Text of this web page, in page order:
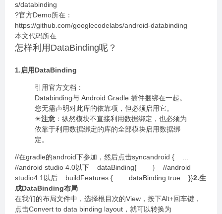
s/databinding
?官方Demo所在：
https://github.com/googlecodelabs/android-databinding
本文代码所在
怎样利用DataBinding呢？
1.启用DataBinding
引用官方文档：
Databinding与 Android Gradle 插件捆绑在一起。
您无需声明对此库的依靠项，但必须启用它。
☀注意 ：纵然模块不直接利用数据绑定，也必须为
依靠于利用数据绑定的库的全部模块启用数据绑
定。
//在gradle的android下参加，然后点击syncandroid { ...
//android studio 4.0以下 dataBinding{ } //android
studio4.1以后 buildFeatures { dataBinding true }}2.生
成DataBinding布局
在我们的布局文件中，选择根目次的View，按下Alt+回车键，
点击Convert to data binding layout，就可以转换为